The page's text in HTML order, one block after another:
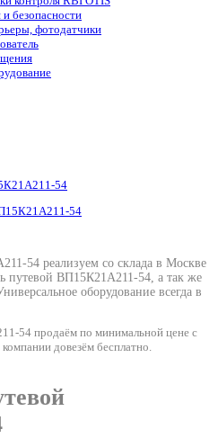
и безопасности
фотодатчики
54
54 реализуем со склада в Москве
путевой ВП15К21А211-54, а так же
оборудование всегда в
54 продаём по минимальной цене с
довезём бесплатно.